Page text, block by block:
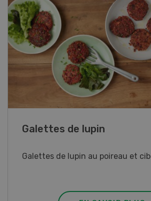
Rouleaux de printemps
Rouleaux de printemps aux poulet